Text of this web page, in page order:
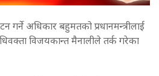
गर्ने अधिकार बहुमतको प्रधानमन्त्रीलाई
विजयकान्त मैनालीले तर्क गरेका